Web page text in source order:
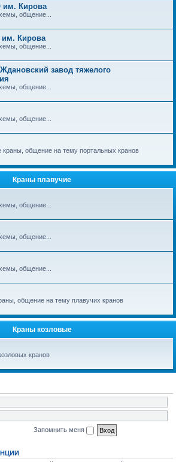
им. Кирова
общение...
Кирова
общение...
завод тяжелого
общение...
общение...
краны, общение на тему портальных кранов
Краны плавучие
общение...
общение...
общение...
общение на тему плавучих кранов
Краны козловые
кранов
Запомнить меня